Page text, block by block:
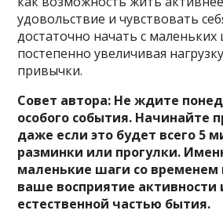
удовольствие и чувствовать
достаточно начать с маленьких
постепенно увеличивая
привычки.
Совет автора: Не ждите
особого события. Начинайте
даже если это будет всего 5
разминки или прогулки.
маленькие шаги со временем
ваше восприятие активности
естественной частью бытия.